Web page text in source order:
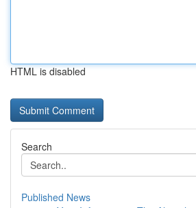
HTML is disabled
Search
Published News